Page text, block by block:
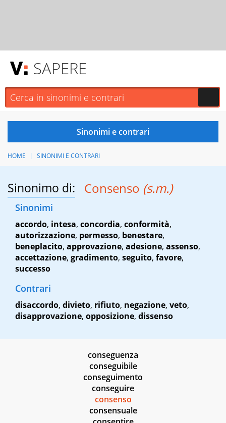
SAPERE
HOME SINONIMI E CONTRARI
Sinonimo di: Consenso (s.m.)
Sinonimi
accordo, intesa, concordia, conformità,
autorizzazione, permesso, benestare,
beneplacito, approvazione, adesione, assenso,
accettazione, gradimento, seguito, favore,
successo
Contrari
disaccordo, divieto, rifiuto, negazione, veto,
disapprovazione, opposizione, dissenso
conseguenza
conseguibile
conseguimento
conseguire
consenso
consensuale